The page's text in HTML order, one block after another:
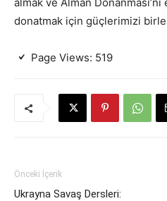
donatmak için güçlerimizi
Page Views: 519
Önceki İçerik
Ukrayna Savaş Dersleri: